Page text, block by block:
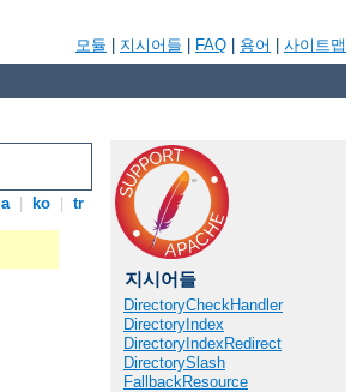
모듈 지시어들 FAQ 용어 사이트맵
ko tr
지시어들
DirectoryCheckHandler
DirectoryIndex
DirectoryIndexRedirect
DirectorySlash
FallbackResource